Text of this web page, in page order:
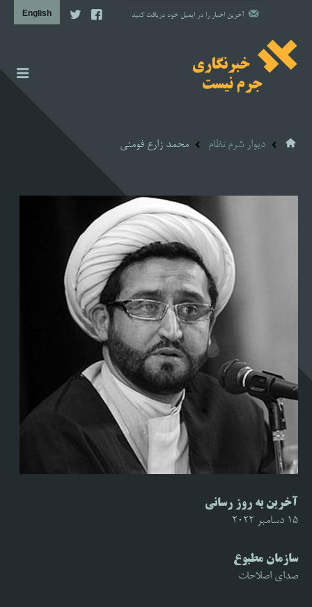
مشاوره حقوقی
دیوار شرم نظام محمد زارع فومنی
آخرین به روز رسانی
15 دسامبر 2022
سازمان مطبوع
صدای اصلاحات